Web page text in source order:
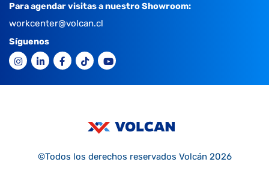
Para agendar visitas a nuestro Showroom:
workcenter@volcan.cl
Síguenos
©Todos los derechos reservados Volcán 2026